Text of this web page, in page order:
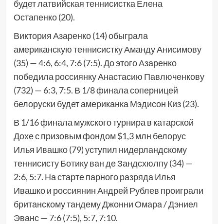
будет латвийская теннисистка Елена
Остапенко (20).
Виктория Азаренко (14) обыграла
американскую теннисистку Аманду Анисимову
(35) — 4:6, 6:4, 7:6 (7:5). До этого Азаренко
победила россиянку Анастасию Павлюченкову
(732) — 6:3, 7:5. В 1/8 финала соперницей
белоруски будет американка Мэдисон Киз (23).
В 1/16 финала мужского турнира в катарской
Дохе с призовым фондом $1,3 млн белорус
Илья Ивашко (79) уступил нидерландскому
теннисисту Ботику ван де Зандсхюлпу (34) —
2:6, 5:7. На старте парного разряда Илья
Ивашко и россиянин Андрей Рублев проиграли
британскому тандему Джонни Омара / Дэниел
Эванс — 7:6 (7:5), 5:7, 7:10.